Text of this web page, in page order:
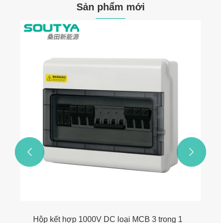
Sản phẩm mới
Hộp kết hợp 1000V DC loại MCB 3 trong 1
 